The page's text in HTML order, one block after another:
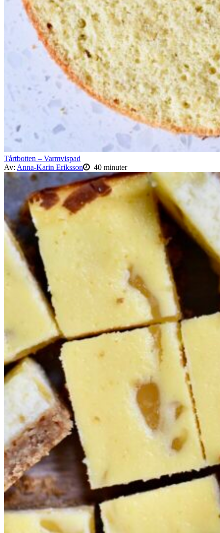
Tårtbotten – Varmvispad
Av: Anna-Karin Eriksson 40 minuter